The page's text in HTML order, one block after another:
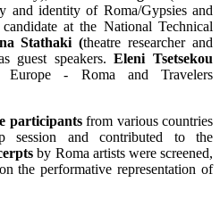
and identity of Roma/Gypsies and
at the National Technical
Stathaki (theatre researcher and
guest speakers.Eleni Tsetsekou
- Roma and Travelers
participantsfrom various countries
and contributed to the
by Roma artists were screened,
the performative representation of